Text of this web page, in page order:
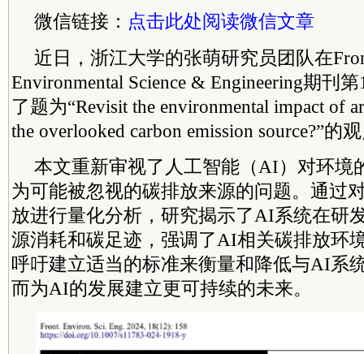
微信链接： 点击此处阅读微信文章
近日，浙江大学的张萌研究员团队在
Environmental Science & Engineering期刊
了题为“Revisit the environmental impact of
the overlooked carbon emission source?”的
本文重新审视了人工智能（AI）对环境
为可能被忽视的碳排放来源的问题。通过
放进行量化分析，研究揭示了AI系统在研
源消耗和碳足迹，强调了AI相关碳排放环
呼吁建立适当的标准来衡量和降低与AI系
而为AI的发展建立更可持续的未来。